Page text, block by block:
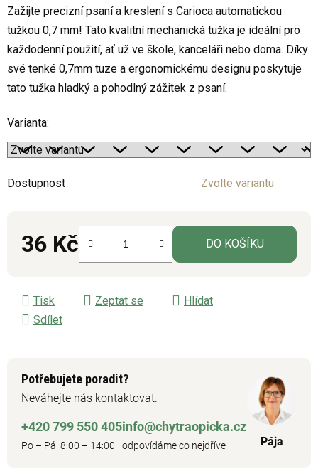
je
0,0
z
5
hvězdiček.
Zažijte precizní psaní a kreslení s Carioca automatickou
tužkou 0,7 mm! Tato kvalitní mechanická tužka je ideální pro
každodenní použití, ať už ve škole, kanceláři nebo doma. Díky
své tenké 0,7mm tuze a ergonomickému designu poskytuje
tato tužka hladký a pohodlný zážitek z psaní.
Varianta:
Dostupnost Zvolte variantu
36 Kč
Měrná cena:
DO KOŠÍKU
Tisk Zeptat se
Hlídat
Sdílet
Potřebujete poradit?
Neváhejte nás kontaktovat.
+420 799 550 405
Po – Pá 8:00 – 14:00
info@chytraopicka.cz
odpovídáme co nejdříve Pája